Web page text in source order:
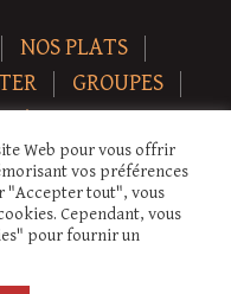
NOS PLATS
GROUPES
Tous droits réservés.
Web pour vous offrir
vos préférences
"Accepter tout", vous
Cependant, vous
pour fournir un